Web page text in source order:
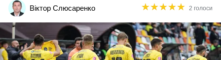
Різне
Віктор Слюсаренко ★★★★★
★★★★★ 2 голоси